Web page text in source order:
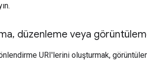
, düzenleme veya
URI'lerini oluşturmak,